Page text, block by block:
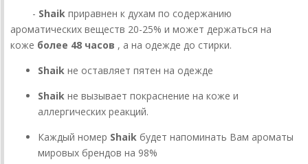
- Shaik приравнен к духам по содержанию
ароматических веществ 20-25% и может держаться на
коже более 48 часов , а на одежде до стирки.
Shaik не оставляет пятен на одежде
Shaik не вызывает покраснение на коже и
аллергических реакций.
Каждый номер Shaik будет напоминать Вам ароматы
мировых брендов на 98%